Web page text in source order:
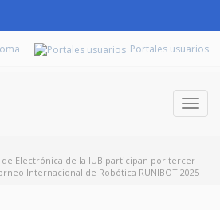
Portales usuarios
Electrónica de la IUB participan por tercer
Internacional de Robótica RUNIBOT 2025